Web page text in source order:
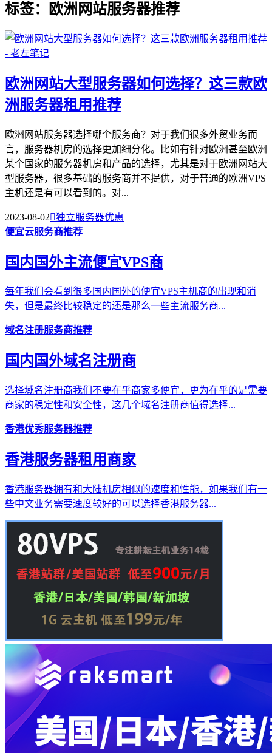
标签：欧洲网站服务器推荐
欧洲网站大型服务器如何选择？这三款欧
洲服务器租用推荐
欧洲网站服务器选择哪个服务商？对于我们很多外贸业务而
言，服务器机房的选择更加细分化。比如有针对欧洲甚至欧洲
某个国家的服务器机房和产品的选择，尤其是对于欧洲网站大
型服务器，很多基础的服务商并不提供，对于普通的欧洲VPS
主机还是有可以看到的。对...
2023-08-02独立服务器优惠
便宜云服务商推荐
国内国外主流便宜VPS商
每年我们会看到很多国内国外的便宜VPS主机商的出现和消
失，但是最终比较稳定的还是那么一些主流服务商...
域名注册服务商推荐
国内国外域名注册商
选择域名注册商我们不要在乎商家多便宜，更为在乎的是需要
商家的稳定性和安全性，这几个域名注册商值得选择...
香港优秀服务器推荐
香港服务器租用商家
香港服务器拥有和大陆机房相似的速度和性能，如果我们有一
些中文业务需要速度较好的可以选择香港服务器...